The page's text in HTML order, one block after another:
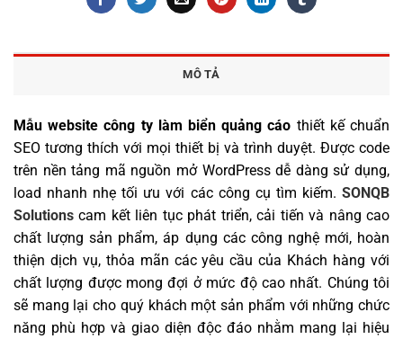
MÔ TẢ
Mẫu website công ty làm biển quảng cáo thiết kế chuẩn
SEO tương thích với mọi thiết bị và trình duyệt. Được code
trên nền tảng mã nguồn mở WordPress dễ dàng sử dụng,
load nhanh nhẹ tối ưu với các công cụ tìm kiếm. SONQB
Solutions cam kết liên tục phát triển, cải tiến và nâng cao
chất lượng sản phẩm, áp dụng các công nghệ mới, hoàn
thiện dịch vụ, thỏa mãn các yêu cầu của Khách hàng với
chất lượng được mong đợi ở mức độ cao nhất. Chúng tôi
sẽ mang lại cho quý khách một sản phẩm với những chức
năng phù hợp và giao diện độc đáo nhằm mang lại hiệu